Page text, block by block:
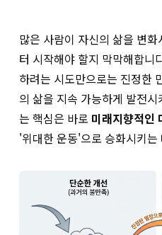
많은 사람이 자신의 삶을 변
터 시작해야 할지 막막해합니
하려는 시도만으로는 진정한
의 삶을 지속 가능하게 발전
는 핵심은 바로 미래지향적인
'위대한 운동'으로 승화시키는